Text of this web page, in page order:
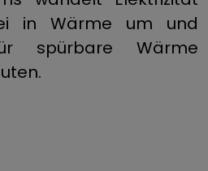
in Wärme um und
spürbare Wärme